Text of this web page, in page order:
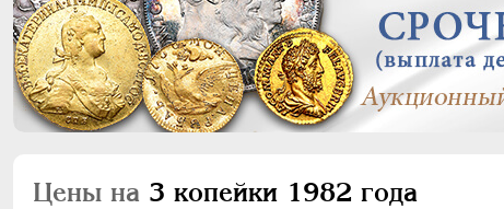
Цены на 3 копейки 1982 года